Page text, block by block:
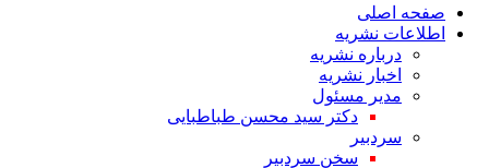
صفحه اصلی
اطلاعات نشریه
درباره نشریه
اخبار نشریه
مدیر مسئول
دکتر سید محسن طباطبایی
سردبیر
سخن سردبیر